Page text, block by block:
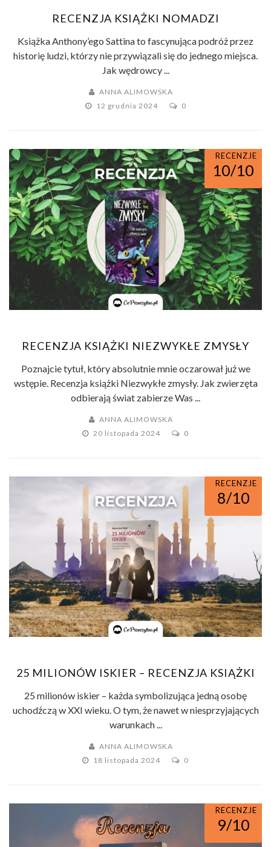
RECENZJA KSIĄŻKI NOMADZI
Książka Anthony’ego Sattina to fascynująca podróż przez
historię ludzi, którzy nie przywiązali się do jednego miejsca.
Jak wędrowcy ...
ANNA ALIMOWSKA
12 grudnia 2024
0
RECENZJE
10/10
RECENZJA KSIĄŻKI NIEZWYKŁE ZMYSŁY
Poznajcie tytuł, który absolutnie mnie oczarował już we
wstępie. Recenzja książki Niezwykłe zmysły. Jak zwierzęta
odbierają świat zabierze Was ...
ANNA ALIMOWSKA
20 listopada 2024
0
RECENZJE
8/10
25 MILIONÓW ISKIER – RECENZJA KSIĄŻKI
25 milionów iskier – każda symbolizująca jedną osobę
uchodźczą w XXI wieku. O tym, że nawet w niesprzyjających
warunkach ...
ANNA ALIMOWSKA
18 listopada 2024
0
RECENZJE
9/10